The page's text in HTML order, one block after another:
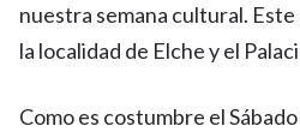
nuestra semana cultural.
la localidad de Elche y el
Como es costumbre el